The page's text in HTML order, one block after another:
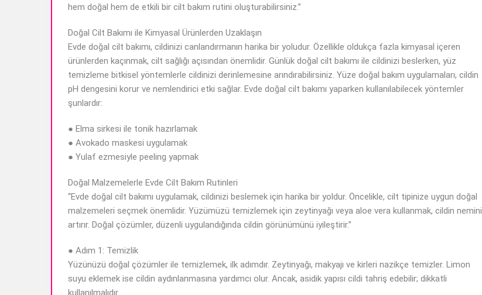
hem doğal hem de etkili bir cilt bakım rutini oluşturabilirsiniz.”
Doğal Cilt Bakımı ile Kimyasal Ürünlerden Uzaklaşın
Evde doğal cilt bakımı, cildinizi canlandırmanın harika bir yoludur. Özellikle oldukça fazla kimyasal içeren
ürünlerden kaçınmak, cilt sağlığı açısından önemlidir. Günlük doğal cilt bakımı ile cildinizi beslerken, yüz
temizleme bitkisel yöntemlerle cildinizi derinlemesine arındırabilirsiniz. Yüze doğal bakım uygulamaları, cildin
pH dengesini korur ve nemlendirici etki sağlar. Evde doğal cilt bakımı yaparken kullanılabilecek yöntemler
şunlardır:
● Elma sirkesi ile tonik hazırlamak
● Avokado maskesi uygulamak
● Yulaf ezmesiyle peeling yapmak
Doğal Malzemelerle Evde Cilt Bakım Rutinleri
“Evde doğal cilt bakımı uygulamak, cildinizi beslemek için harika bir yoldur. Öncelikle, cilt tipinize uygun doğal
malzemeleri seçmek önemlidir. Yüzümüzü temizlemek için zeytinyağı veya aloe vera kullanmak, cildin nemini
artırır. Doğal çözümler, düzenli uygulandığında cildin görünümünü iyileştirir.”
● Adım 1: Temizlik
Yüzünüzü doğal çözümler ile temizlemek, ilk adımdır. Zeytinyağı, makyajı ve kirleri nazikçe temizler. Limon
suyu eklemek ise cildin aydınlanmasına yardımcı olur. Ancak, asidik yapısı cildi tahriş edebilir; dikkatli
kullanılmalıdır.